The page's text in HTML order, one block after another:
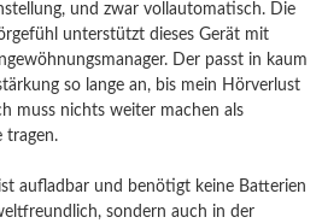
und zwar vollautomatisch. Die
unterstützt dieses Gerät mit
Der passt in kaum
so lange an, bis mein Hörverlust
muss nichts weiter machen als
tragen.
aufladbar und benötigt keine Batterien
sondern auch in der